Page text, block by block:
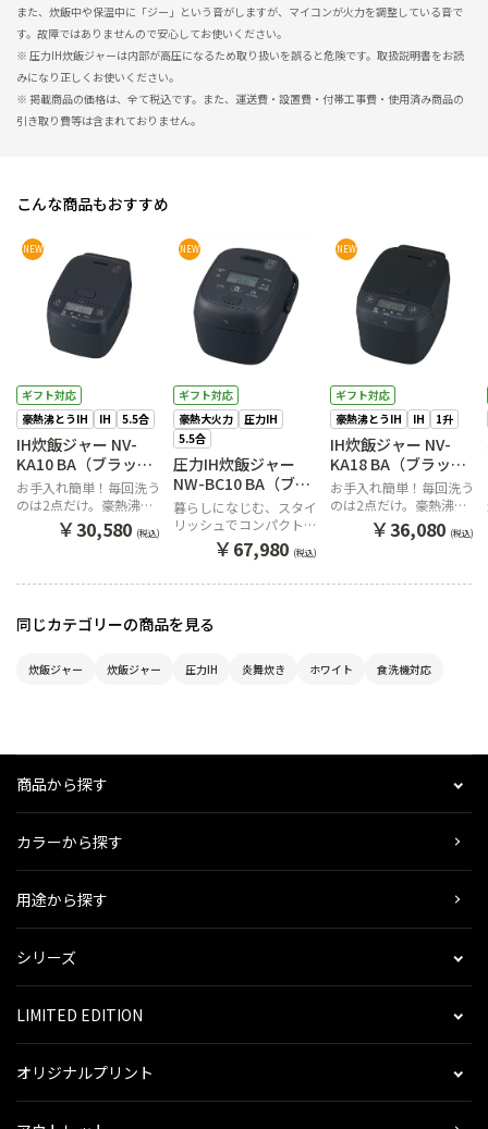
また、炊飯中や保温中に「ジー」という音がしますが、マイコンが火力を調整している音で
す。故障ではありませんので安心してお使いください。
※ 圧力IH炊飯ジャーは内部が高圧になるため取り扱いを誤ると危険です。取扱説明書をお読
みになり正しくお使いください。
※ 掲載商品の価格は、全て税込です。また、運送費・設置費・付帯工事費・使用済み商品の
引き取り費等は含まれておりません。
こんな商品もおすすめ
NEW
ギフト対応
豪熱沸とうIH
IH 5.5合
IH炊飯ジャー NV-
KA10 BA（ブラッ
ク）
お手入れ簡単！毎回洗う
のは2点だけ。豪熱沸と
うIHの高火力で、芯まで
ふっくら炊き上げる
￥30,580 (税込)
NEW
ギフト対応
豪熱大火力
圧力IH
5.5合
圧力IH炊飯ジャー
NW-BC10 BA（ブラ
ック）
暮らしになじむ、スタイ
リッシュでコンパクトな
デザイン。
￥67,980 (税込)
NEW
ギフト対応
豪熱沸とうIH
IH 1升
IH炊飯ジャー NV-
KA18 BA（ブラッ
ク）
お手入れ簡単！毎回洗う
のは2点だけ。豪熱沸と
うIHの高火力で、芯まで
ふっくら炊き上げる
￥36,080 (税込)
同じカテゴリーの商品を見る
炊飯ジャー 炊飯ジャー 圧力IH 炎舞炊き ホワイト 食洗機対応
商品から探す
カラーから探す
用途から探す
シリーズ
LIMITED EDITION
オリジナルプリント